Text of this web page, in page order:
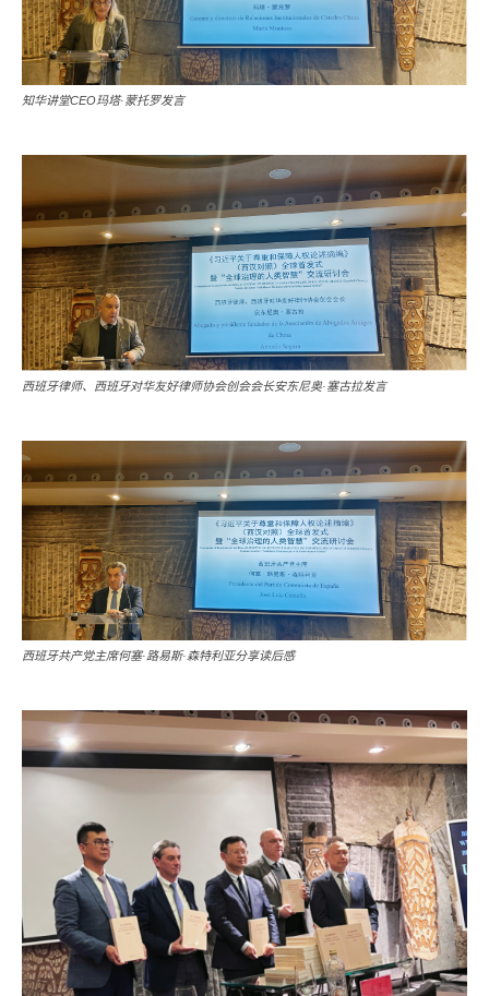
知华讲堂CEO玛塔·蒙托罗发言
西班牙律师、西班牙对华友好律师协会创会会长安东尼奥·塞古拉发言
西班牙共产党主席何塞·路易斯·森特利亚分享读后感